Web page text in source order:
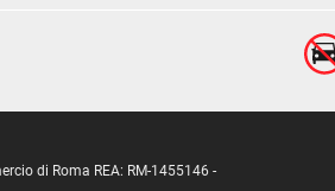
di Roma REA: RM-1455146 -